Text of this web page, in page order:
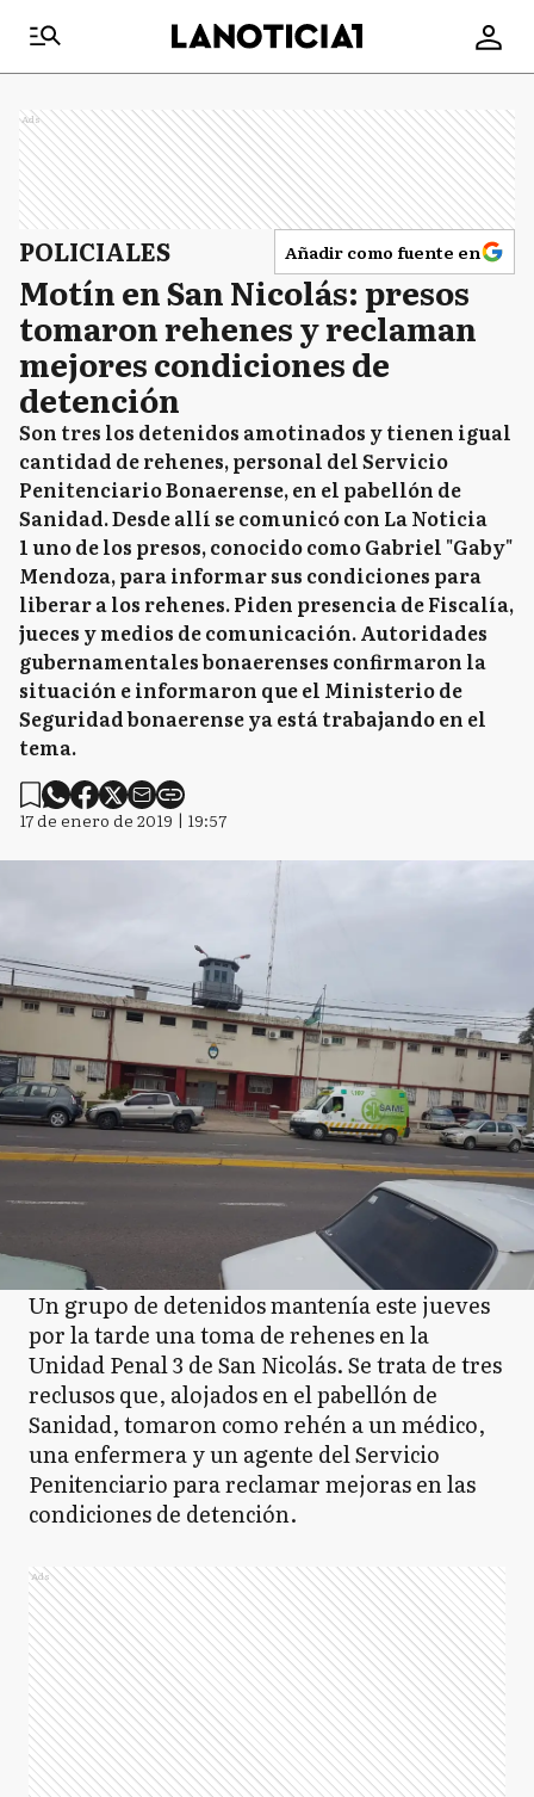
Ads
POLICIALES Añadir como fuente en
Motín en San Nicolás: presos
tomaron rehenes y reclaman
mejores condiciones de
detención
Son tres los detenidos amotinados y tienen igual
cantidad de rehenes, personal del Servicio
Penitenciario Bonaerense, en el pabellón de
Sanidad. Desde allí se comunicó con La Noticia
1 uno de los presos, conocido como Gabriel "Gaby"
Mendoza, para informar sus condiciones para
liberar a los rehenes. Piden presencia de Fiscalía,
jueces y medios de comunicación. Autoridades
gubernamentales bonaerenses confirmaron la
situación e informaron que el Ministerio de
Seguridad bonaerense ya está trabajando en el
tema.
17 de enero de 2019 | 19:57
Un grupo de detenidos mantenía este jueves
por la tarde una toma de rehenes en la
Unidad Penal 3 de San Nicolás. Se trata de tres
reclusos que, alojados en el pabellón de
Sanidad, tomaron como rehén a un médico,
una enfermera y un agente del Servicio
Penitenciario para reclamar mejoras en las
condiciones de detención.
Ads